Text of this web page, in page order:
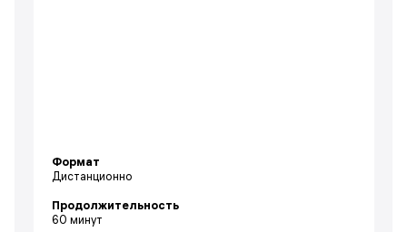
Формат
Дистанционно
Продолжительность
60 минут